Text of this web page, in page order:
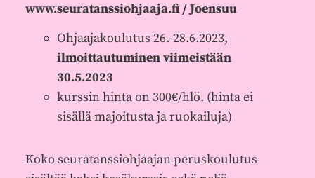
www.seuratanssiohjaaja.fi / Joensuu
Ohjaajakoulutus 26.-28.6.2023,
ilmoittautuminen viimeistään
30.5.2023
kurssin hinta on 300€/hlö. (hinta ei
sisällä majoitusta ja ruokailuja)
Koko seuratanssiohjaajan peruskoulutus